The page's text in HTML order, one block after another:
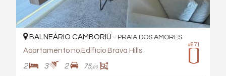
#871
BALNEÁRIO CAMBORIÚ - PRAIA DOS AMORES
Apartamento no Edifício Brava Hills
2 3 2 75,00